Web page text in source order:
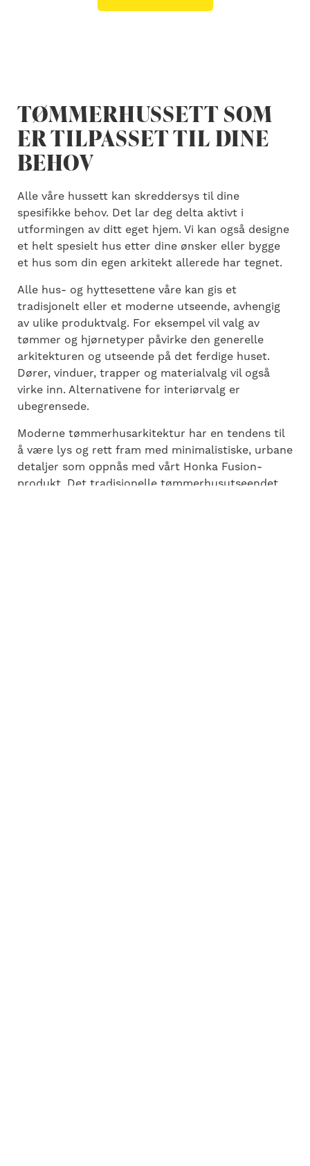
TØMMERHUSSETT SOM
ER TILPASSET TIL DINE
BEHOV
Alle våre hussett kan skreddersys til dine
spesifikke behov. Det lar deg delta aktivt i
utformingen av ditt eget hjem. Vi kan også designe
et helt spesielt hus etter dine ønsker eller bygge
et hus som din egen arkitekt allerede har tegnet.
Alle hus- og hyttesettene våre kan gis et
tradisjonelt eller et moderne utseende, avhengig
av ulike produktvalg. For eksempel vil valg av
tømmer og hjørnetyper påvirke den generelle
arkitekturen og utseende på det ferdige huset.
Dører, vinduer, trapper og materialvalg vil også
virke inn. Alternativene for interiørvalg er
ubegrensede.
Moderne tømmerhusarkitektur har en tendens til
å være lys og rett fram med minimalistiske, urbane
detaljer som oppnås med vårt Honka Fusion-
produkt. Det tradisjonelle tømmerhusutseendet